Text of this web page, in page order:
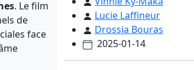
. Le film
de
face
Lucie Laffineur
Drossia Bouras
2025-01-14